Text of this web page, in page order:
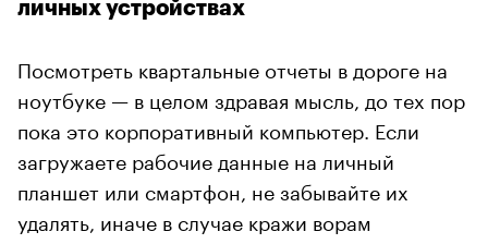
личных устройствах
Посмотреть квартальные отчеты в дороге на
ноутбуке — в целом здравая мысль, до тех пор
пока это корпоративный компьютер. Если
загружаете рабочие данные на личный
планшет или смартфон, не забывайте их
удалять, иначе в случае кражи ворам